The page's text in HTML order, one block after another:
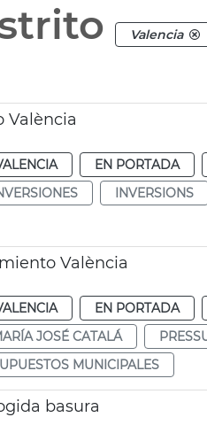
Valencia
València
EN PORTADA
INVERSIONS
València
EN PORTADA
JOSÉ CATALÁ
MUNICIPALES
basura